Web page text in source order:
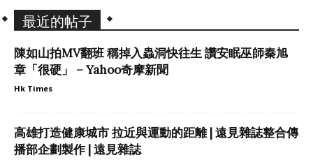
最近的帖子
陳如山拍MV翻班 稱掉入蟲洞快往生 讚安眠巫師秦旭
章「很硬」 – Yahoo奇摩新聞
Hk Times
高雄打造健康城市 拉近與運動的距離 | 遠見雜誌整合傳
播部企劃製作 | 遠見雜誌